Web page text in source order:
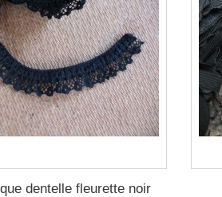
dentelle fleurette noir